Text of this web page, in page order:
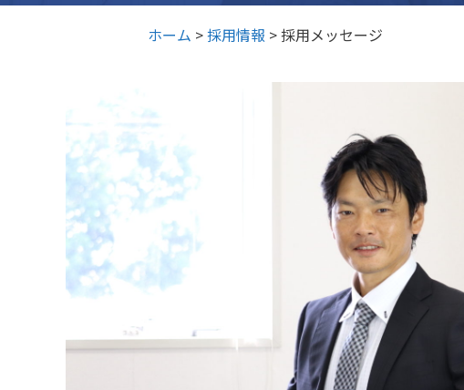
ホーム >採用情報 >採用メッセージ